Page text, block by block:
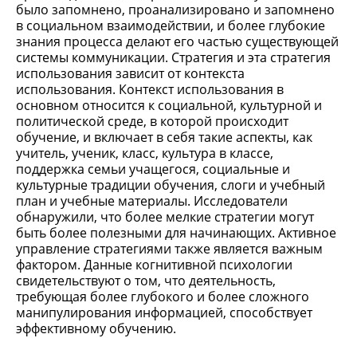
было запомнено, проанализировано и запомнено
в социальном взаимодействии, и более глубокие
знания процесса делают его частью существующей
системы коммуникации. Стратегия и эта стратегия
использования зависит от контекста
использования. Контекст использования в
основном относится к социальной, культурной и
политической среде, в которой происходит
обучение, и включает в себя такие аспекты, как
учитель, ученик, класс, культура в классе,
поддержка семьи учащегося, социальные и
культурные традиции обучения, слоги и учебный
план и учебные материалы. Исследователи
обнаружили, что более мелкие стратегии могут
быть более полезными для начинающих. Активное
управление стратегиями также является важным
фактором. Данные когнитивной психологии
свидетельствуют о том, что деятельность,
требующая более глубокого и более сложного
манипулирования информацией, способствует
эффективному обучению.